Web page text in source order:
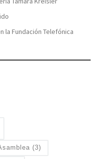
la Fundación Telefónica
(3)